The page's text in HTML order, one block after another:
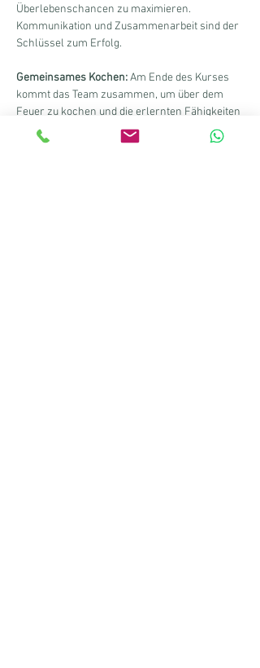
Überlebenschancen zu maximieren.
Kommunikation und Zusammenarbeit sind der
Schlüssel zum Erfolg.
Gemeinsames Kochen: Am Ende des Kurses
kommt das Team zusammen, um über dem
Feuer zu kochen und die erlernten Fähigkeiten
in einer geselligen Runde zu besprechen.